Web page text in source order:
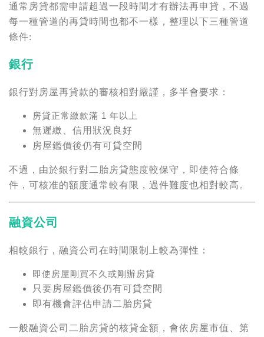
通常房貸都需申請超過一段時間才有辦法再申貸，不過
每一種管道的再貸時間也都不一樣，整理以下三種管道
條件:
銀行
銀行對房屋再貸款的審核相對嚴謹，多半會要求：
房貸正常繳款滿 1 年以上
無遲繳、信用狀況良好
房屋鑑價後仍有可貸空間
不過，由於銀行對二胎房貸態度較保守，即使符合條
件，可核准的額度通常較有限，過件難度也相對較高。
融資公司
相較銀行，融資公司在時間限制上較為彈性：
即使房屋剛買不久或剛辦房貸
只要房屋鑑價後仍有可貸空間
即有機會評估申請二胎房貸
一般融資公司二胎房貸的核貸金額，會依房屋市值、第